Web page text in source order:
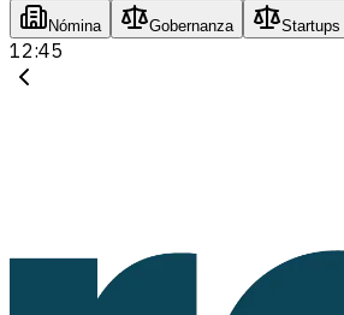
Nómina Gobernanza Startups
12:45